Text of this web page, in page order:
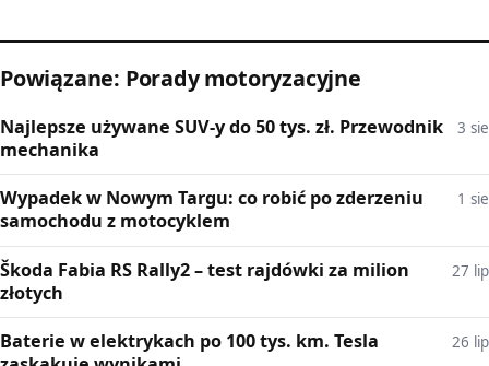
Powiązane: Porady motoryzacyjne
Najlepsze używane SUV-y do 50 tys. zł. Przewodnik
mechanika
3 sie
Wypadek w Nowym Targu: co robić po zderzeniu
samochodu z motocyklem
1 sie
Škoda Fabia RS Rally2 – test rajdówki za milion
złotych
27 lip
Baterie w elektrykach po 100 tys. km. Tesla
26 lip